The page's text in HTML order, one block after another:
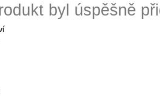
byl úspěšně